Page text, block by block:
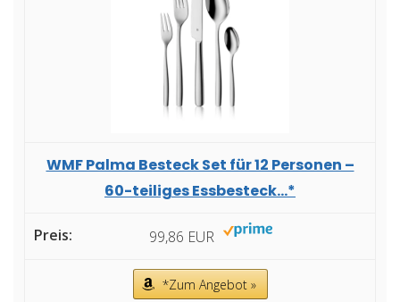
WMF Palma Besteck Set für 12 Personen –
60-teiliges Essbesteck...*
99,86 EUR
*Zum Angebot »